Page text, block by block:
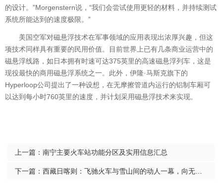
的设计。”Morgenstern说，“我们会尝试使用更轻的材料，并持续测试
系统所能达到的速度极限。”
美国空军对磁悬浮技术在军事领域的应用表现出浓厚兴趣，但这
项技术同样具有重要的民用价值。目前世界上已有几条商业运营中的
磁悬浮线路，如日本拥有时速可达375英里的高速磁悬浮列车，这是
现役最快的商用磁悬浮系统之一。此外，伊隆·马斯克旗下的
Hyperloop公司提出了一种设想，在无摩擦管道内运行的铝制车厢可
以达到每小时760英里的速度，并计划采用磁悬浮技术来实现。
上一篇： 南宁主要火车站功能分区及实用信息汇总
下一篇： 西藏日喀则：飞驰火车与雪山间的动人一幕，向无名英雄致敬！